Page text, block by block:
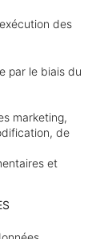
des
par le biais du
marketing,
de
et